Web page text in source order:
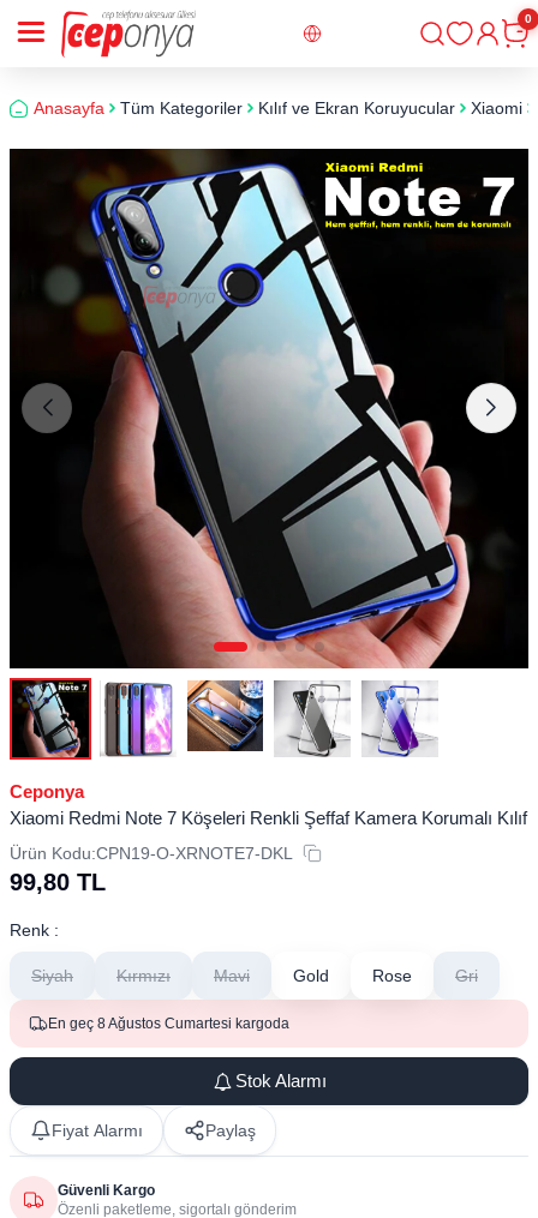
Giriş
0
Anasayfa Tüm Kategoriler Kılıf ve Ekran Koruyucular Xiaomi
Ceponya
Xiaomi Redmi Note 7 Köşeleri Renkli Şeffaf Kamera Korumalı Kılıf
Ürün Kodu:CPN19-O-XRNOTE7-DKL
99,80 TL
Renk :
Siyah Kırmızı Mavi Gold Rose Gri
En geç 8 Ağustos Cumartesi kargoda
Stok Alarmı
Fiyat Alarmı Paylaş
Güvenli Kargo
Özenli paketleme, sigortalı gönderim